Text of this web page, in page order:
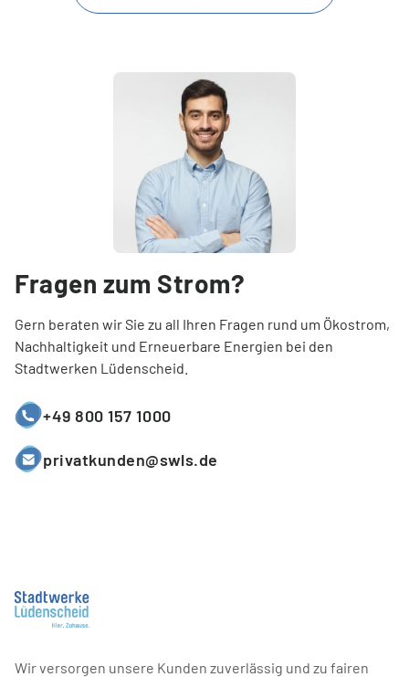
Aber keine Sorge: Wir behalten Ihren Wechsel im Blick und
Das Beste: Dieser Service ist für Sie natürlich komplett
für Ihren gemessenen Stromverbrauch erfolgt ab dem
Fragen zum Strom?
Gern beraten wir Sie zu all Ihren Fragen rund um Ökostrom,
Nachhaltigkeit und Erneuerbare Energien bei den
Stadtwerken Lüdenscheid.
+49 800 157 1000
privatkunden@swls.de
Wir versorgen unsere Kunden zuverlässig und zu fairen